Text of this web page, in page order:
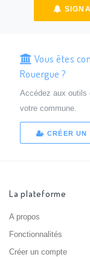
Vous êtes
Rouergue ?
Accédez aux outils
votre commune.
CRÉER UN
La plateforme
A propos
Fonctionnalités
Créer un compte